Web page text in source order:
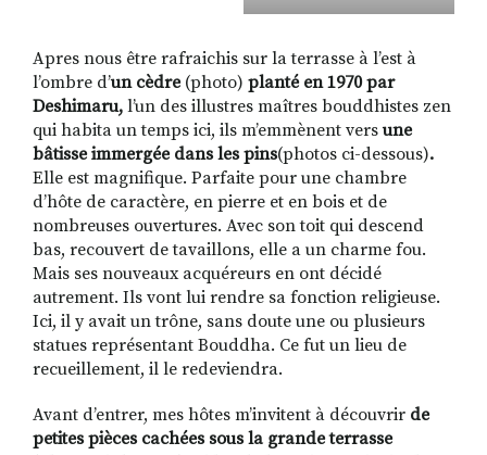
Apres nous être rafraichis sur la terrasse à l’est à
l’ombre d’un cèdre (photo) planté en 1970 par
Deshimaru, l’un des illustres maîtres bouddhistes zen
qui habita un temps ici, ils m’emmènent vers une
bâtisse immergée dans les pins(photos ci-dessous).
Elle est magnifique. Parfaite pour une chambre
d’hôte de caractère, en pierre et en bois et de
nombreuses ouvertures. Avec son toit qui descend
bas, recouvert de tavaillons, elle a un charme fou.
Mais ses nouveaux acquéreurs en ont décidé
autrement. Ils vont lui rendre sa fonction religieuse.
Ici, il y avait un trône, sans doute une ou plusieurs
statues représentant Bouddha. Ce fut un lieu de
recueillement, il le redeviendra.
Avant d’entrer, mes hôtes m’invitent à découvrir de
petites pièces cachées sous la grande terrasse